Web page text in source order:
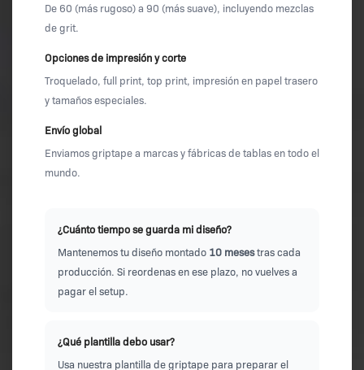
De 60 (más rugoso) a 90 (más suave), incluyendo mezclas
de grit.
Opciones de impresión y corte
Troquelado, full print, top print, impresión en papel trasero
y tamaños especiales.
Envío global
Enviamos griptape a marcas y fábricas de tablas en todo el
mundo.
¿Cuánto tiempo se guarda mi diseño?
Mantenemos tu diseño montado 10 mesestras cada
producción. Si reordenas en ese plazo, no vuelves a
pagar el setup.
¿Qué plantilla debo usar?
Usa nuestra plantilla de griptape para preparar el